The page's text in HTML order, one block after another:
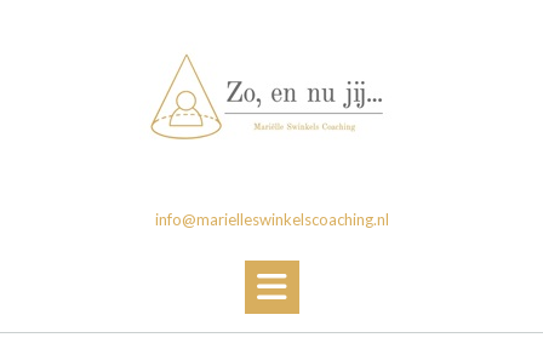
info@marielleswinkelscoaching.nl